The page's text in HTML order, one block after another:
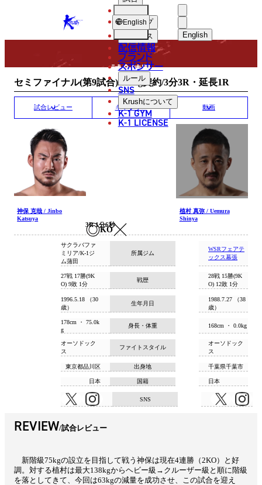
KRUSH English
한국어
中文（简体
中文（繁體
العربية
ショップ
ニュース
配信情報
ブランド
スポンサー
ルール
SNS
Krushについて
K-1 GYM
K-1 LICENSE
English
MATCH RESULT
試合結果
セミファイナル(第9試合)/-75kg契約/3分3R・延長1R
試合レビュー ギャラリー 動画
神保 克哉 / Jinbo
Katsuya
KO
3R 1分6秒
植村 真弥 / Uemura
Shinya
所属ジム
サクラバファ
ミリア/K-1ジ
ム蒲田
WSRフェアテ
ックス幕張
戦歴
27戦 17勝(9K
O) 9敗 1分
28戦 15勝(9K
O) 12敗 1分
生年月日
1996.5.18 （30
歳）
1988.7.27 （38
歳）
身長・体重
178cm ・ 75.0k
g
168cm ・ 0.0kg
ファイトスタイル
オーソドック
ス
オーソドック
ス
出身地
東京都品川区 千葉県千葉市
国籍
日本 日本
SNS
REVIEW 試合レビュー
新階級75kgの設立を目指して戦う神保は現在4連勝（2KO）と好
調。対する植村は最大138kgからヘビー級→クルーザー級と順に階級
を落としてきて、今回は63kgの減量を成功させ、この試合を迎え